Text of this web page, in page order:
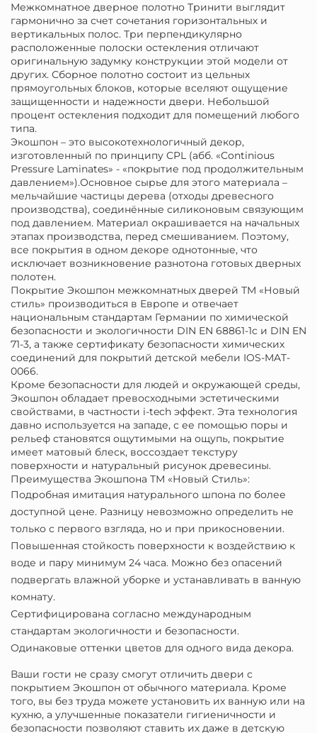
Межкомнатное дверное полотно Тринити выглядит
гармонично за счет сочетания горизонтальных и
вертикальных полос. Три перпендикулярно
расположенные полоски остекления отличают
оригинальную задумку конструкции этой модели от
других. Сборное полотно состоит из цельных
прямоугольных блоков, которые вселяют ощущение
защищенности и надежности двери. Небольшой
процент остекления подходит для помещений любого
типа.
Экошпон – это высокотехнологичный декор,
изготовленный по принципу CPL (абб. «Continious
Pressure Laminates» - «покрытие под продолжительным
давлением»).Основное сырье для этого материала –
мельчайшие частицы дерева (отходы древесного
производства), соединённые силиконовым связующим
под давлением. Материал окрашивается на начальных
этапах производства, перед смешиванием. Поэтому,
все покрытия в одном декоре однотонные, что
исключает возникновение разнотона готовых дверных
полотен.
Покрытие Экошпон межкомнатных дверей ТМ «Новый
стиль» производиться в Европе и отвечает
национальным стандартам Германии по химической
безопасности и экологичности DIN EN 68861-1c и DIN EN
71-3, а также сертификату безопасности химических
соединений для покрытий детской мебели IOS-MAT-
0066.
Кроме безопасности для людей и окружающей среды,
Экошпон обладает превосходными эстетическими
свойствами, в частности i-tech эффект. Эта технология
давно используется на западе, с ее помощью поры и
рельеф становятся ощутимыми на ощупь, покрытие
имеет матовый блеск, воссоздает текстуру
поверхности и натуральный рисунок древесины.
Преимущества Экошпона ТМ «Новый Стиль»:
Подробная имитация натурального шпона по более
доступной цене. Разницу невозможно определить не
только с первого взгляда, но и при прикосновении.
Повышенная стойкость поверхности к воздействию к
воде и пару минимум 24 часа. Можно без опасений
подвергать влажной уборке и устанавливать в ванную
комнату.
Сертифицирована согласно международным
стандартам экологичности и безопасности.
Одинаковые оттенки цветов для одного вида декора.
Ваши гости не сразу смогут отличить двери с
покрытием Экошпон от обычного материала. Кроме
того, вы без труда можете установить их ванную или на
кухню, а улучшенные показатели гигиеничности и
безопасности позволяют ставить их даже в детскую